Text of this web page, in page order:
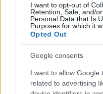
I want to opt-out of
Retention, Sale, and/
Personal Data that Is
Purposes for which it
Opted Out
Google consents
I want to allow Google
related to advertising
Εργασία
27 Φεβ 2026 12:23
Βαρκελώνη: Ζητείται
31.000 ευρώ + μπόνους
Κόσμος